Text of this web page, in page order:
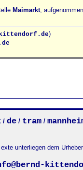
Maimarkt,
kittendorf.de)
/ de / tram /
unterliegen dem